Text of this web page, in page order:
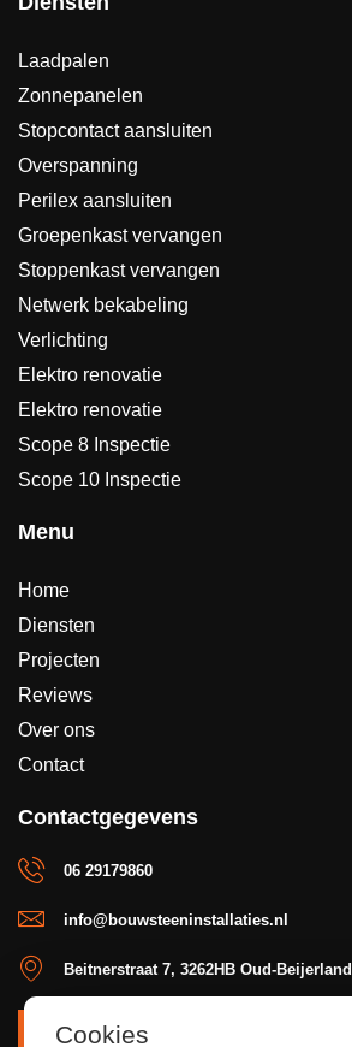
Laadpalen
Zonnepanelen
Stopcontact aansluiten
Overspanning
Perilex aansluiten
Groepenkast vervangen
Stoppenkast vervangen
Netwerk bekabeling
Verlichting
Elektro renovatie
Elektro renovatie
Scope 8 Inspectie
Scope 10 Inspectie
Menu
Home
Diensten
Projecten
Reviews
Over ons
Contact
Contactgegevens
06 29179860
info@bouwsteeninstallaties.nl
Beitnerstraat 7, 3262HB Oud-Beijerland
OFFERTE
Cookies